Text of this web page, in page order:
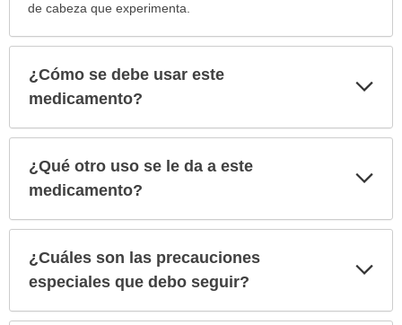
extendido.
de cabeza que experimenta.
¿Cómo se debe usar este
medicamento?
¿Qué otro uso se le da a este
medicamento?
¿Cuáles son las precauciones
especiales que debo seguir?